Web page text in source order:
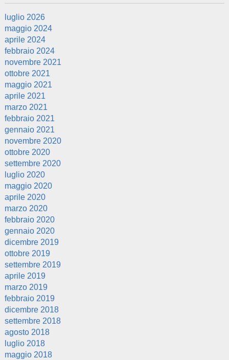
luglio 2026
maggio 2024
aprile 2024
febbraio 2024
novembre 2021
ottobre 2021
maggio 2021
aprile 2021
marzo 2021
febbraio 2021
gennaio 2021
novembre 2020
ottobre 2020
settembre 2020
luglio 2020
maggio 2020
aprile 2020
marzo 2020
febbraio 2020
gennaio 2020
dicembre 2019
ottobre 2019
settembre 2019
aprile 2019
marzo 2019
febbraio 2019
dicembre 2018
settembre 2018
agosto 2018
luglio 2018
maggio 2018